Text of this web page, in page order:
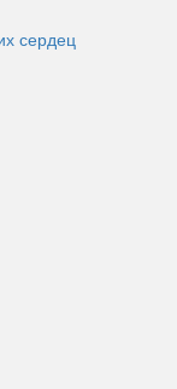
сердец